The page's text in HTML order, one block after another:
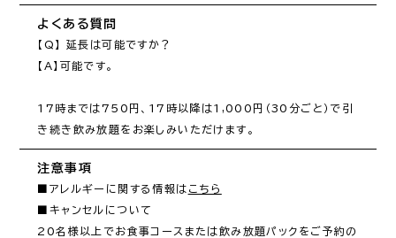
よくある質問
【Q】 延長は可能ですか？
【A】可能です。
17時までは750円、17時以降は1,000円（30分ごと）で引
注意事項
■アレルギーに関する情報は こちら
■キャンセルについて
20名様以上でお食事コースまたは飲み放題パックをご予約の